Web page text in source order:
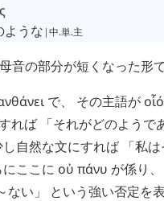
ような |中.単.主
音の部分が短くなった形
で、 その主語が
れば 「それがどのようで
自然な文にすれば 「私
ここに οὐ πάνυ が係り
ない」 という強い否定を